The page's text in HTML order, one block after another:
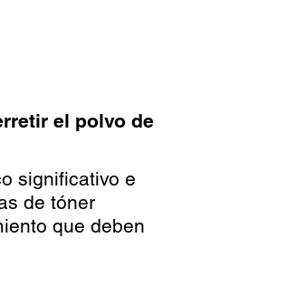
el polvo de
significativo e
de tóner
que deben